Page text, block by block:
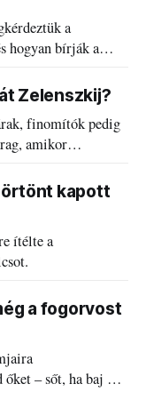
a
hogyan bírják a
Zelenszkij?
finomítók pedig
amikor
kapott
ítélte a
a fogorvost
– sőt, ha baj van